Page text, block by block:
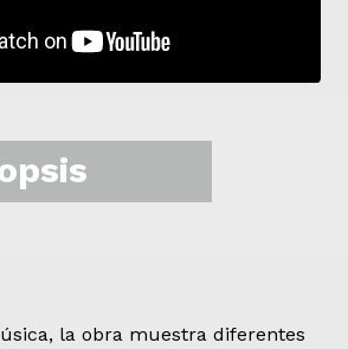
la obra muestra diferentes